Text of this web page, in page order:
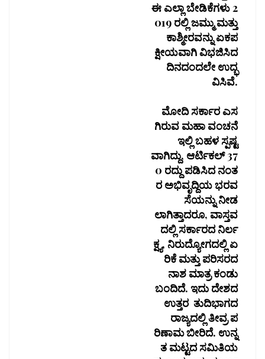
ಈ ಎಲ್ಲಾ ಬೇಡಿಕೆಗಳು 2
019 ರಲ್ಲಿ ಜಮ್ಮು ಮತ್ತು
ಕಾಶ್ಮೀರವನ್ನು ಏಕಪ
ಕ್ಷೀಯವಾಗಿ ವಿಭಜಿಸಿದ
ದಿನದಂದಲೇ ಉದ್ಭ
ವಿಸಿವೆ.
ಮೋದಿ ಸರ್ಕಾರ ಎಸ
ಗಿರುವ ಮಹಾ ವಂಚನೆ
ಇಲ್ಲಿ ಬಹಳ ಸ್ಪಷ್ಟ
ವಾಗಿದ್ದು, ಆರ್ಟಿಕಲ್ 37
0 ರದ್ದು ಪಡಿಸಿದ ನಂತ
ರ ಅಭಿವೃದ್ದಿಯ ಭರವ
ಸೆಯನ್ನು ನೀಡ
ಲಾಗಿತ್ತಾದರೂ, ವಾಸ್ತವ
ದಲ್ಲಿ ಸರ್ಕಾರದ ನಿರ್ಲ
ಕ್ಷ್ಯ, ನಿರುದ್ಯೋಗದಲ್ಲಿ ಏ
ರಿಕೆ ಮತ್ತು ಪರಿಸರದ
ನಾಶ ಮಾತ್ರ ಕಂಡು
ಬಂದಿದೆ. ಇದು ದೇಶದ
ಉತ್ತರ ತುದಿಭಾಗದ
ರಾಜ್ಯದಲ್ಲಿ ತೀವ್ರ ಪ
ರಿಣಾಮ ಬೀರಿದೆ. ಉನ್ನ
ತ ಮಟ್ಟದ ಸಮಿತಿಯ